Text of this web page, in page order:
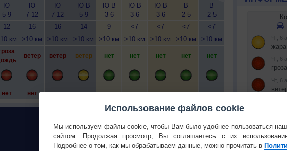
Ю
5-9
12
км
нет
Ю
7-12
16
>10 км
ветер
нет
Ю
7-12
16
>10 км
ветер
нет
Ю-В
5-9
14
>10 км
ветер
нет
Ю-В
3-6
9
>10 км
нет
да
Ю-В
3-6
<7
>10 км
нет
да
Ю-В
3-6
<7
>10 км
нет
да
В
2-5
<7
>10 км
нет
да
В
2-5
<7
>10 км
нет
да да
>10 км
нет
да
Использование файлов cookie
Мы используем файлы cookie, чтобы Вам было удобнее пользоваться
сайтом. Продолжая просмотр, Вы соглашаетесь с их
Подробнее о том, как мы обрабатываем данные, можно прочитать в